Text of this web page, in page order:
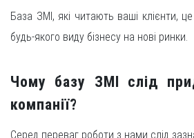
База ЗМІ, які читають ваші клієнти,
будь-якого виду бізнесу на нові ринки.
Чому базу ЗМІ слід
компанії?
Серед переваг роботи з нами слід